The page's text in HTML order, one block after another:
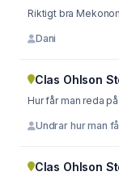
Riktigt bra
Dani
Clas Ohlson
Hur får man reda
Undrar hur man
Clas Ohlson